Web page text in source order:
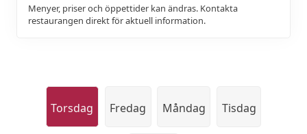
Menyer, priser och öppettider kan ändras. Kontakta
restaurangen direkt för aktuell information.
Torsdag Fredag Måndag Tisdag